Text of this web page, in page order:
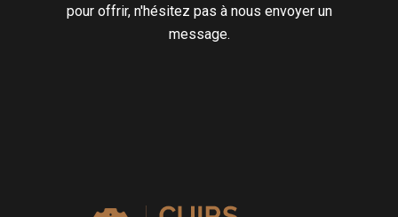
pour offrir, n'hésitez pas à nous envoyer un
message.